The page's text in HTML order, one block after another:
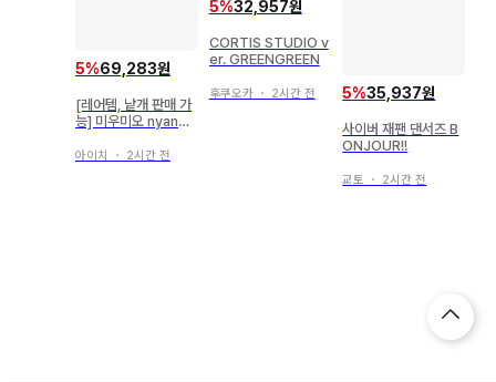
5%69,283원
[레어템, 낱개 판매 가
능] 미우미오 nyanM
드 19장 묶음 판매
아이치 ・ 2시간 전
5%32,957원
CORTIS STUDIO v
er. GREENGREEN
후쿠오카・ 2시간 전 5%35,937원
사이버 재팬 댄서즈 B
ONJOUR!!
교토 ・ 2시간 전